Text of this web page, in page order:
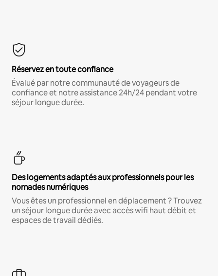
Réservez en toute confiance
Évalué par notre communauté de voyageurs de
confiance et notre assistance 24h/24 pendant votre
séjour longue durée.
Des logements adaptés aux professionnels pour les
nomades numériques
Vous êtes un professionnel en déplacement ? Trouvez
un séjour longue durée avec accès wifi haut débit et
espaces de travail dédiés.